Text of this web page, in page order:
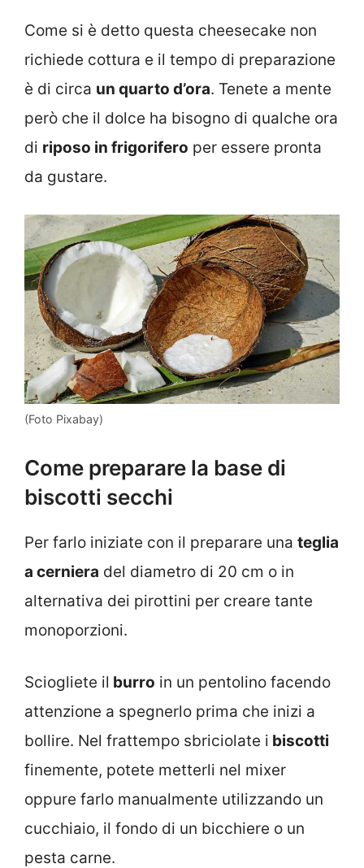
Come si è detto questa cheesecake non
richiede cottura e il tempo di preparazione
è di circa un quarto d’ora. Tenete a mente
però che il dolce ha bisogno di qualche ora
di riposo in frigorifero per essere pronta
da gustare.
(Foto Pixabay)
Come preparare la base di
biscotti secchi
Per farlo iniziate con il preparare una teglia
a cerniera del diametro di 20 cm o in
alternativa dei pirottini per creare tante
monoporzioni.
Sciogliete il burro in un pentolino facendo
attenzione a spegnerlo prima che inizi a
bollire. Nel frattempo sbriciolate i biscotti
finemente, potete metterli nel mixer
oppure farlo manualmente utilizzando un
cucchiaio, il fondo di un bicchiere o un
pesta carne.